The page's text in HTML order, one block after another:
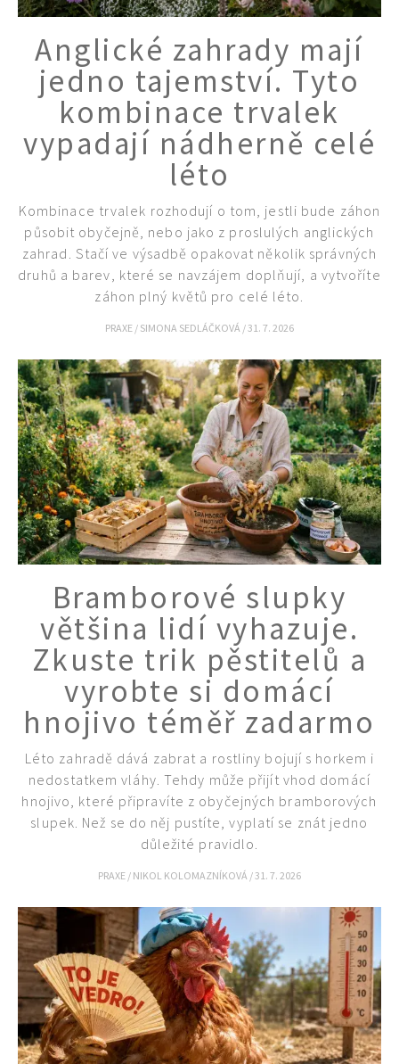
Anglické zahrady mají
jedno tajemství. Tyto
kombinace trvalek
vypadají nádherně celé
léto
Kombinace trvalek rozhodují o tom, jestli bude záhon
působit obyčejně, nebo jako z proslulých anglických
zahrad. Stačí ve výsadbě opakovat několik správných
druhů a barev, které se navzájem doplňují, a vytvoříte
záhon plný květů pro celé léto.
PRAXE / SIMONA SEDLÁČKOVÁ /31. 7. 2026
Bramborové slupky
většina lidí vyhazuje.
Zkuste trik pěstitelů a
vyrobte si domácí
hnojivo téměř zadarmo
Léto zahradě dává zabrat a rostliny bojují s horkem i
nedostatkem vláhy. Tehdy může přijít vhod domácí
hnojivo, které připravíte z obyčejných bramborových
slupek. Než se do něj pustíte, vyplatí se znát jedno
důležité pravidlo.
PRAXE / NIKOL KOLOMAZNÍKOVÁ /31. 7. 2026